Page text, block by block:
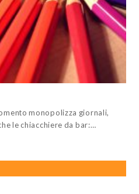
monopolizza giornali,
le chiacchiere da bar:…